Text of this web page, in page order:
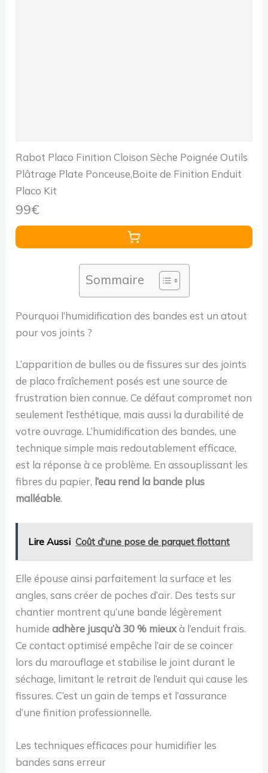
Rabot Placo Finition Cloison Sèche Poignée Outils
Plâtrage Plate Ponceuse,Boite de Finition Enduit
Placo Kit
99€
Sommaire
Pourquoi l’humidification des bandes est un atout
pour vos joints ?
L’apparition de bulles ou de fissures sur des joints
de placo fraîchement posés est une source de
frustration bien connue. Ce défaut compromet non
seulement l’esthétique, mais aussi la durabilité de
votre ouvrage. L’humidification des bandes, une
technique simple mais redoutablement efficace,
est la réponse à ce problème. En assouplissant les
fibres du papier, l’eau rend la bande plus
malléable.
Lire Aussi Coût d'une pose de parquet flottant
Elle épouse ainsi parfaitement la surface et les
angles, sans créer de poches d’air. Des tests sur
chantier montrent qu’une bande légèrement
humideadhère jusqu’à 30 % mieuxà l’enduit frais.
Ce contact optimisé empêche l’air de se coincer
lors du marouflage et stabilise le joint durant le
séchage, limitant le retrait de l’enduit qui cause les
fissures. C’est un gain de temps et l’assurance
d’une finition professionnelle.
Les techniques efficaces pour humidifier les
bandes sans erreur